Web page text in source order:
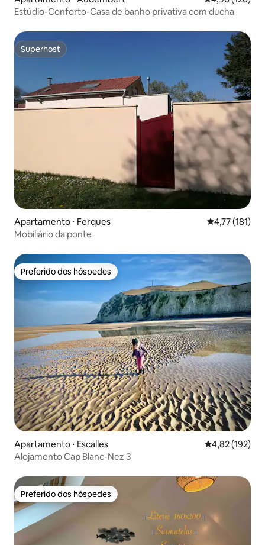
Estúdio-Conforto-Casa de banho privativa com ducha
Superhost
Superhost
Apartamento ⋅ Ferques 4,77 de uma
4,77 (181)
Mobiliário da ponte
Preferido dos hóspedes
Preferido dos hóspedes
Apartamento ⋅ Escalles 4,82 de uma
4,82 (192)
Alojamento Cap Blanc-Nez 3
Preferido dos hóspedes
Preferido dos hóspedes